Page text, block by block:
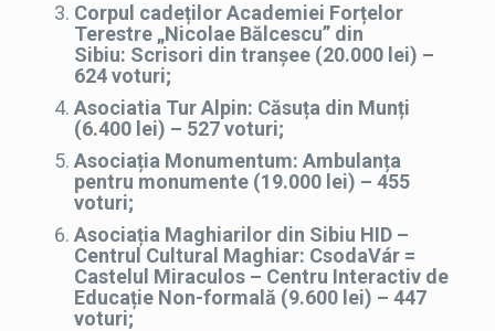
Corpul cadeților Academiei Forțelor
Terestre „Nicolae Bălcescu” din
Sibiu: Scrisori din tranșee (20.000 lei) –
624 voturi;
Asociatia Tur Alpin: Căsuța din Munți
(6.400 lei) – 527 voturi;
Asociația Monumentum: Ambulanța
pentru monumente (19.000 lei) – 455
voturi;
Asociația Maghiarilor din Sibiu HID –
Centrul Cultural Maghiar: CsodaVár =
Castelul Miraculos – Centru Interactiv de
Educație Non-formală (9.600 lei) – 447
voturi;